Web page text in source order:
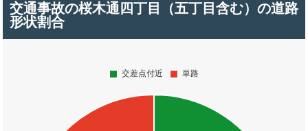
交通事故の桜木通四丁目（五丁目含む）の道路
形状割合